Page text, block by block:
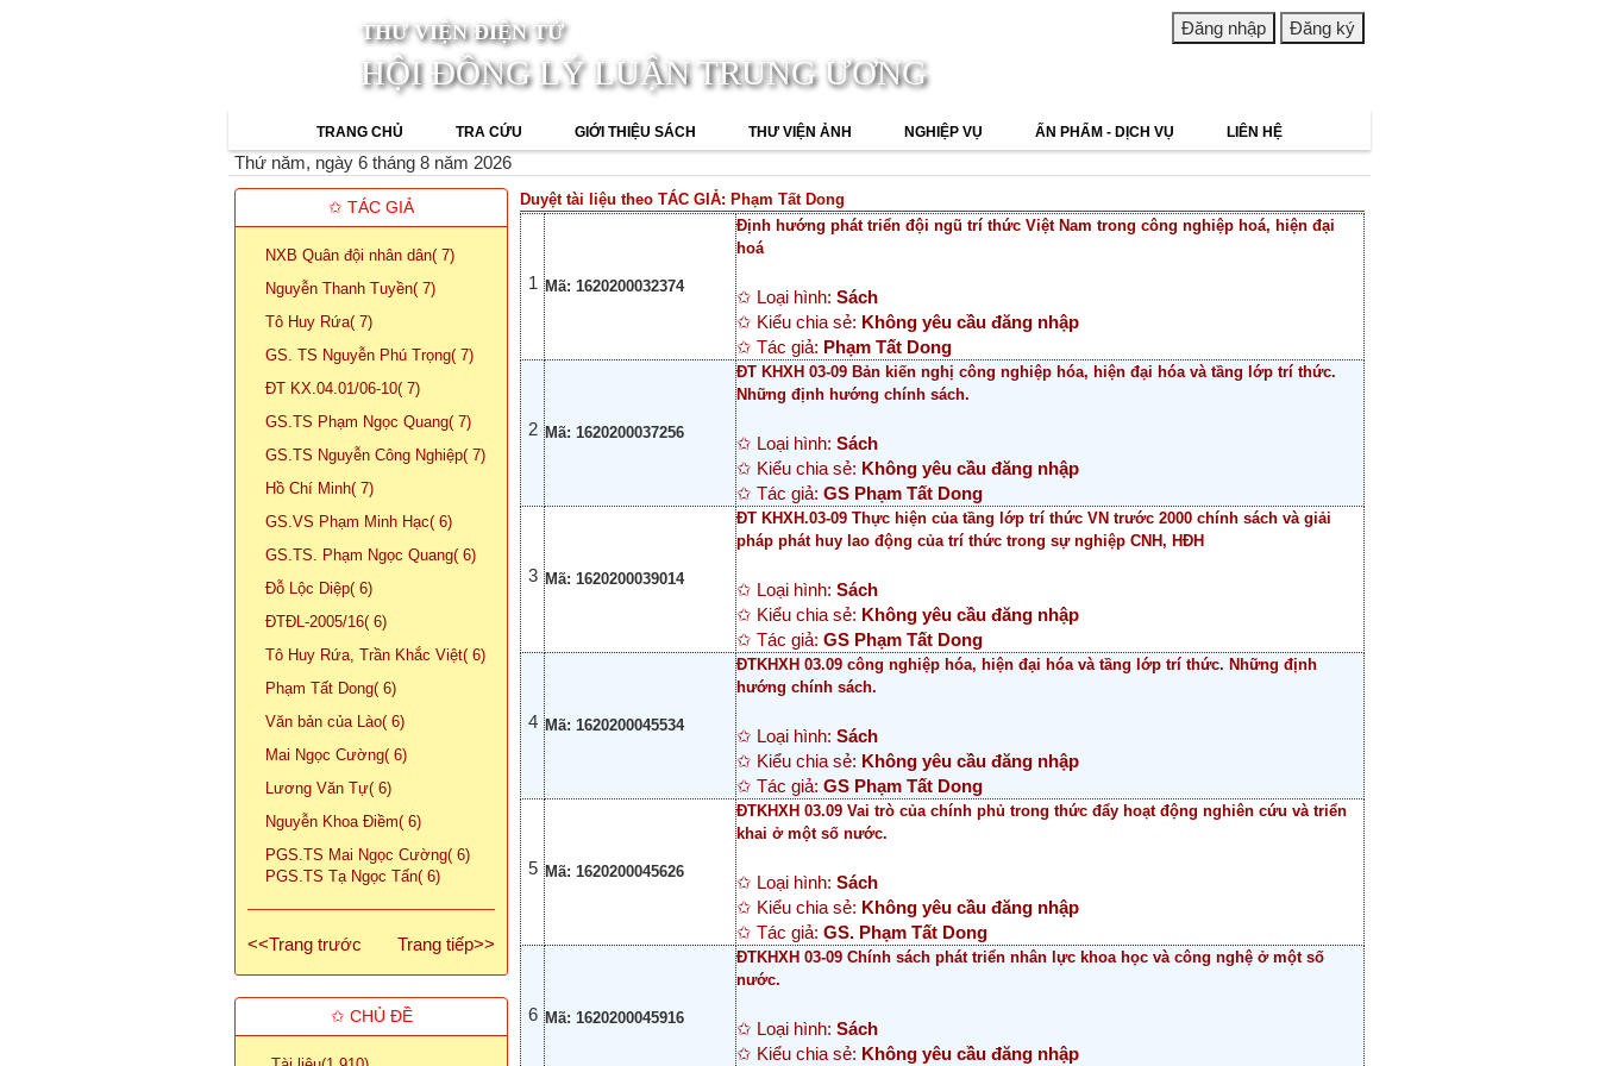
THƯ VIỆN ĐIỆN TỬ
HỘI ĐỒNG LÝ LUẬN TRUNG ƯƠNG
TRANG CHỦ TRA CỨU GIỚI THIỆU SÁCH THƯ VIỆN ẢNH NGHIỆP VỤ ẤN PHẨM - DỊCH VỤ LIÊN HỆ
Thứ năm, ngày 6 tháng 8 năm 2026
✩ TÁC GIẢ
NXB Quân đội nhân dân( 7)
Nguyễn Thanh Tuyền( 7)
Tô Huy Rứa( 7)
GS. TS Nguyễn Phú Trọng( 7)
ĐT KX.04.01/06-10( 7)
GS.TS Phạm Ngọc Quang( 7)
GS.TS Nguyễn Công Nghiệp( 7)
Hồ Chí Minh( 7)
GS.VS Phạm Minh Hạc( 6)
GS.TS. Phạm Ngọc Quang( 6)
Đỗ Lộc Diệp( 6)
ĐTĐL-2005/16( 6)
Tô Huy Rứa, Trần Khắc Việt( 6)
Phạm Tất Dong( 6)
Văn bản của Lào( 6)
Mai Ngọc Cường( 6)
Lương Văn Tự( 6)
Nguyễn Khoa Điềm( 6)
PGS.TS Mai Ngọc Cường( 6)
PGS.TS Tạ Ngọc Tấn( 6)
<<Trang trước Trang tiếp>>
✩ CHỦ ĐỀ
Duyệt tài liệu theo TÁC GIẢ: Phạm Tất Dong
1 Mã: 1620200032374
Định hướng phát triển đội ngũ trí thức Việt Nam trong công nghiệp hoá, hiện đại
hoá
✩ Loại hình: Sách
✩ Kiểu chia sẻ: Không yêu cầu đăng nhập
✩ Tác giả: Phạm Tất Dong
2 Mã: 1620200037256
ĐT KHXH 03-09 Bản kiến nghị công nghiệp hóa, hiện đại hóa và tầng lớp trí thức.
Những định hướng chính sách.
✩ Loại hình: Sách
✩ Kiểu chia sẻ: Không yêu cầu đăng nhập
✩ Tác giả: GS Phạm Tất Dong
3 Mã: 1620200039014
ĐT KHXH.03-09 Thực hiện của tầng lớp trí thức VN trước 2000 chính sách và giải
pháp phát huy lao động của trí thức trong sự nghiệp CNH, HĐH
✩ Loại hình: Sách
✩ Kiểu chia sẻ: Không yêu cầu đăng nhập
✩ Tác giả: GS Phạm Tất Dong
4 Mã: 1620200045534
ĐTKHXH 03.09 công nghiệp hóa, hiện đại hóa và tầng lớp trí thức. Những định
hướng chính sách.
✩ Loại hình: Sách
✩ Kiểu chia sẻ: Không yêu cầu đăng nhập
✩ Tác giả: GS Phạm Tất Dong
5 Mã: 1620200045626
ĐTKHXH 03.09 Vai trò của chính phủ trong thức đẩy hoạt động nghiên cứu và triển
khai ở một số nước.
✩ Loại hình: Sách
✩ Kiểu chia sẻ: Không yêu cầu đăng nhập
✩ Tác giả: GS. Phạm Tất Dong
6 Mã: 1620200045916
ĐTKHXH 03-09 Chính sách phát triển nhân lực khoa học và công nghệ ở một số
nước.
✩ Loại hình: Sách
✩ Kiểu chia sẻ: Không yêu cầu đăng nhập